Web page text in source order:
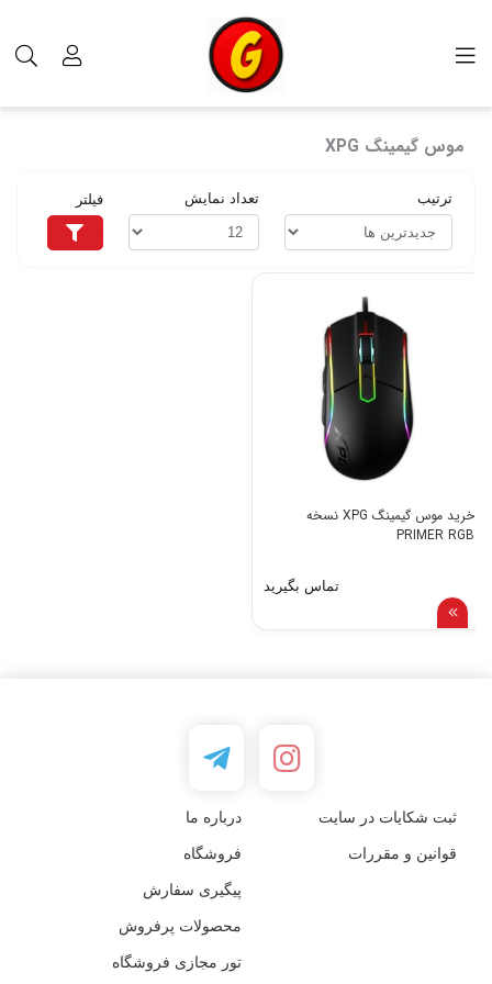
موس گیمینگ XPG
موس گیمینگ XPG
ترتیب تعداد نمایش فیلتر
خرید موس گیمینگ XPG نسخه
PRIMER RGB
تماس بگیرید
ثبت شکایات در سایت درباره ما
قوانین و مقررات فروشگاه
پیگیری سفارش
محصولات پرفروش
تور مجازی فروشگاه